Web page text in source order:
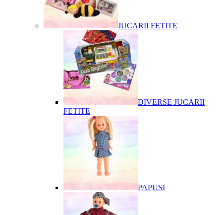
JUCARII FETITE
DIVERSE JUCARII
FETITE
PAPUSI